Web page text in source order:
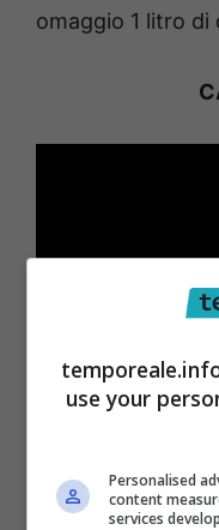
omaggio 1 litro
04 MAGGIO
CAPOSELE)
use your
Personalised
content
services